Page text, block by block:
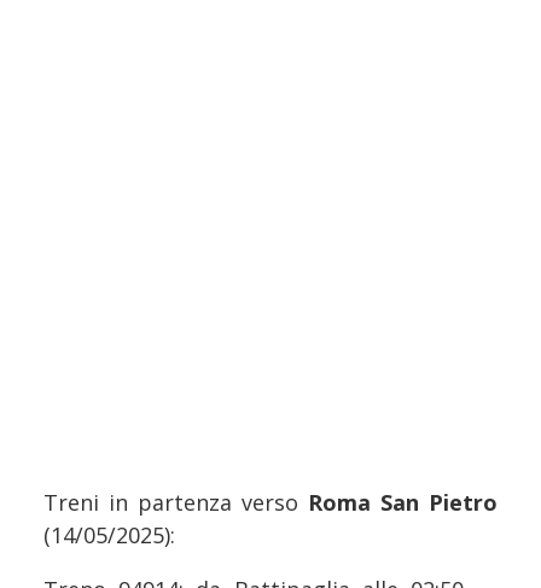
Treni in partenza verso Roma San Pietro
(14/05/2025):